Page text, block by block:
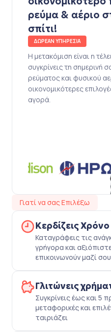
ρεύμα & αέριο
σπίτι!
ΔΩΡΕΑΝ ΥΠΗΡΕΣΙΑ
Η μετακόμιση είναι η
συγκρίνεις τη σημερινή
ρεύματος και φυσικού
οικονομικότερες
αγορά.
Γιατί να σας Επιλέξω
Κερδίζεις Χρόνο
Καταγράφεις τις
γρήγορα και
επικοινωνούν μαζί σου
Γλιτώνεις
Συγκρίνεις έως και
μεταφορικές και
ταιριάζει